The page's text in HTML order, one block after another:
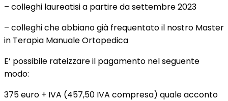
– colleghi laureatisi a partire da settembre 2023
– colleghi che abbiano già frequentato il nostro Master
in Terapia Manuale Ortopedica
E’ possibile rateizzare il pagamento nel seguente
modo:
375 euro + IVA (457,50 IVA compresa) quale acconto